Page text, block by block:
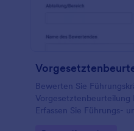
Bewerten Sie
Vorgesetztenbeurteilung
Erfassen Sie Führungs-